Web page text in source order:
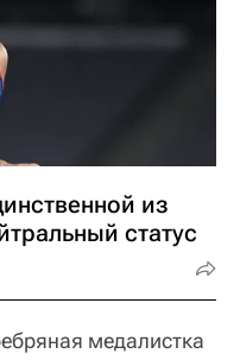
из
статус
медалистка